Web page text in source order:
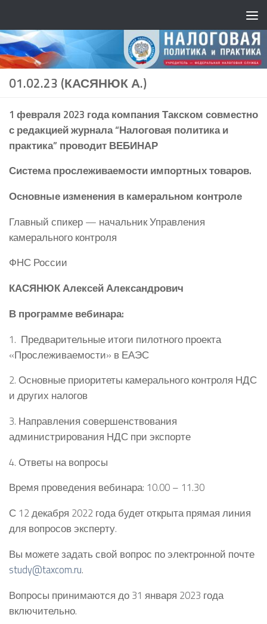
01.02.23 (КАСЯНЮК А.)
1 февраля 2023 года компания Такском совместно
с редакцией журнала “Налоговая политика и
практика” проводит ВЕБИНАР
Система прослеживаемости импортных товаров.
Основные изменения в камеральном контроле
Главный спикер — начальник Управления
камерального контроля
ФНС России
КАСЯНЮКАлексей Александрович
В программе вебинара:
1. Предварительные итоги пилотного проекта
«Прослеживаемости» в ЕАЭС
2. Основные приоритеты камерального контроля НДС
и других налогов
3. Направления совершенствования
администрирования НДС при экспорте
4. Ответы на вопросы
Время проведения вебинара: 10.00 – 11.30
С 12 декабря 2022 года будет открыта прямая линия
для вопросов эксперту.
Вы можете задать свой вопрос по электронной почте
study@taxcom.ru.
Вопросы принимаются до 31 января 2023 года
включительно.